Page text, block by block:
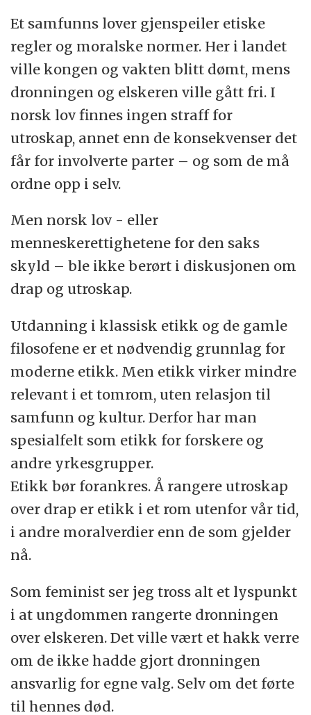
Et samfunns lover gjenspeiler etiske
regler og moralske normer. Her i landet
ville kongen og vakten blitt dømt, mens
dronningen og elskeren ville gått fri. I
norsk lov finnes ingen straff for
utroskap, annet enn de konsekvenser det
får for involverte parter – og som de må
ordne opp i selv.
Men norsk lov - eller
menneskerettighetene for den saks
skyld – ble ikke berørt i diskusjonen om
drap og utroskap.
Utdanning i klassisk etikk og de gamle
filosofene er et nødvendig grunnlag for
moderne etikk. Men etikk virker mindre
relevant i et tomrom, uten relasjon til
samfunn og kultur. Derfor har man
spesialfelt som etikk for forskere og
andre yrkesgrupper.
Etikk bør forankres. Å rangere utroskap
over drap er etikk i et rom utenfor vår tid,
i andre moralverdier enn de som gjelder
nå.
Som feminist ser jeg tross alt et lyspunkt
i at ungdommen rangerte dronningen
over elskeren. Det ville vært et hakk verre
om de ikke hadde gjort dronningen
ansvarlig for egne valg. Selv om det førte
til hennes død.